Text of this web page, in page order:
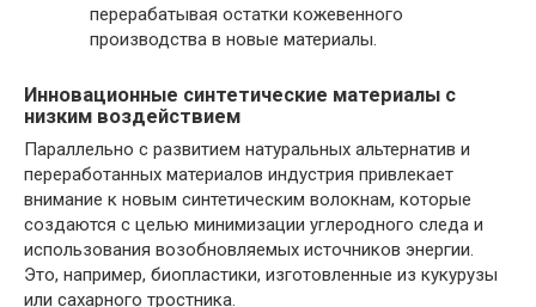
перерабатывая остатки кожевенного
производства в новые материалы.
Инновационные синтетические материалы с
низким воздействием
Параллельно с развитием натуральных альтернатив и
переработанных материалов индустрия привлекает
внимание к новым синтетическим волокнам, которые
создаются с целью минимизации углеродного следа и
использования возобновляемых источников энергии.
Это, например, биопластики, изготовленные из кукурузы
или сахарного тростника.